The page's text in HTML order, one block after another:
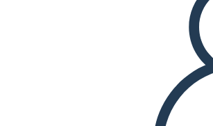
LEERME